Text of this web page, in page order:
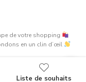
Liste de souhaits
de votre shopping
en un clin d’œil